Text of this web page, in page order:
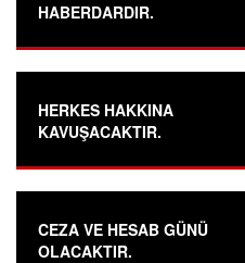
HABERDARDIR.
HERKES HAKKINA
KAVUŞACAKTIR.
CEZA VE HESAB GÜNÜ
OLACAKTIR.